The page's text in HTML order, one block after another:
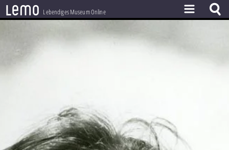
lemo Lebendiges Museum Online
THEMEN
PROJEKT